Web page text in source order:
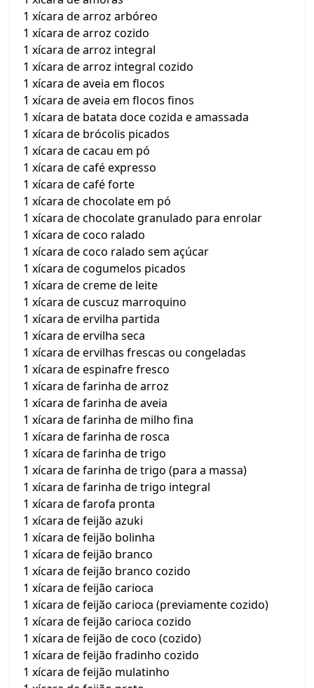
1 xícara de arroz arbóreo
1 xícara de arroz cozido
1 xícara de arroz integral
1 xícara de arroz integral cozido
1 xícara de aveia em flocos
1 xícara de aveia em flocos finos
1 xícara de batata doce cozida e amassada
1 xícara de brócolis picados
1 xícara de cacau em pó
1 xícara de café expresso
1 xícara de café forte
1 xícara de chocolate em pó
1 xícara de chocolate granulado para enrolar
1 xícara de coco ralado
1 xícara de coco ralado sem açúcar
1 xícara de cogumelos picados
1 xícara de creme de leite
1 xícara de cuscuz marroquino
1 xícara de ervilha partida
1 xícara de ervilha seca
1 xícara de ervilhas frescas ou congeladas
1 xícara de espinafre fresco
1 xícara de farinha de arroz
1 xícara de farinha de aveia
1 xícara de farinha de milho fina
1 xícara de farinha de rosca
1 xícara de farinha de trigo
1 xícara de farinha de trigo (para a massa)
1 xícara de farinha de trigo integral
1 xícara de farofa pronta
1 xícara de feijão azuki
1 xícara de feijão bolinha
1 xícara de feijão branco
1 xícara de feijão branco cozido
1 xícara de feijão carioca
1 xícara de feijão carioca (previamente cozido)
1 xícara de feijão carioca cozido
1 xícara de feijão de coco (cozido)
1 xícara de feijão fradinho cozido
1 xícara de feijão mulatinho